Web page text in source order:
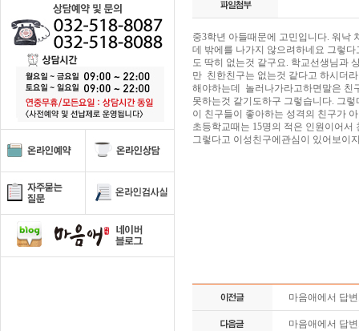
중3학년 아들때문에 고민입니다. 워낙
데 밖에를 나가지 않으려하네요 그렇
도 딱히 없는것 같구요. 학교선생님과
만 친한친구는 없는것 같다고 하시더
해야하는데 놀러나가라고하면말은 친
못하는것 같기도하구 그렇습니다. 그
이 친구들이 좋아하는 성격의 친구가
초등학교때는 15명의 적은 인원이어
그렇다고 이성친구에관심이 있어보이
마음애에서 답
마음애에서 답